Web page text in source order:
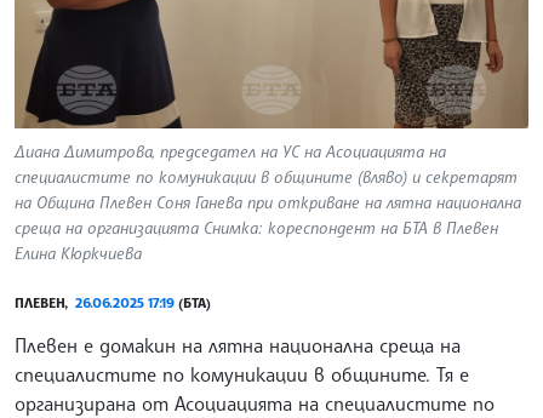
Диана Димитрова, председател на УС на Асоциацията на
специалистите по комуникации в общините (вляво) и секретарят
на Община Плевен Соня Ганева при откриване на лятна национална
среща на организацията Снимка: кореспондент на БТА в Плевен
Елина Кюркчиева
ПЛЕВЕН, 26.06.2025 17:19 (БТА)
Плевен е домакин на лятна национална среща на
специалистите по комуникации в общините. Тя е
организирана от Асоциацията на специалистите по